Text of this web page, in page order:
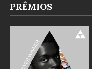
PRÊMIOS